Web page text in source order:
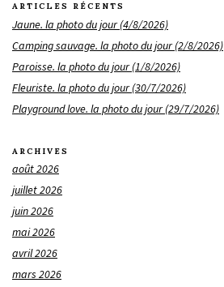
ARTICLES RÉCENTS
Jaune. la photo du jour (4/8/2026)
Camping sauvage. la photo du jour (2/8/2026)
Paroisse. la photo du jour (1/8/2026)
Fleuriste. la photo du jour (30/7/2026)
Playground love. la photo du jour (29/7/2026)
ARCHIVES
août 2026
juillet 2026
juin 2026
mai 2026
avril 2026
mars 2026